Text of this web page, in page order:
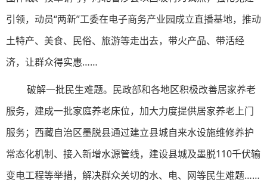
引领，动员“两新”工委在电子商务产业园成立直播基地，推动
土特产、美食、民俗、旅游等走出去，带火产品、带活经
济，让群众得实惠……
破解一批民生难题。民政部和各地区积极改善居家养老
服务，建成一批家庭养老床位，加大力度提供居家养老上门
服务；西藏自治区墨脱县通过建立县城自来水设施维修养护
常态化机制、接入新增水源管线，建设县城及墨脱110千伏输
变电工程等举措，解决群众关切的水、电、网等民生难题……